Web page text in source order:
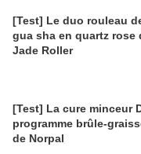
[Test] Le duo rouleau
gua sha en quartz rose
Jade Roller
[Test] La cure minceur
programme brûle-
de Norpal